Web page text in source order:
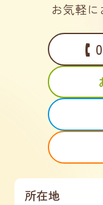
お気軽
所在地